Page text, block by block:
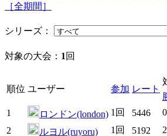
［全期間］
シリーズ：
対象の大会： 1 回
順位 ユーザー 参加 レート
1
ロンドン(london) 1回 5446
2
ルヨル(ruyoru) 1回 5192